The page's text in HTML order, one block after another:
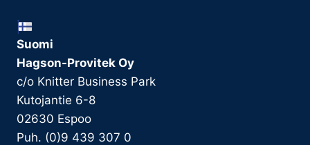
Suomi
Hagson-Provitek Oy
c/o Knitter Business Park
Kutojantie 6-8
02630 Espoo
Puh. (0)9 439 307 0